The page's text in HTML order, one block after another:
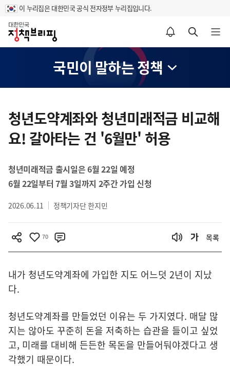
이 누리집은 대한민국 공식 전자정부 누리집입니다.
홈
알림설정 바로가기 검색 바로가기 메뉴 열기
국민이 말하는 정책
텐
츠
영
청년도약계좌와 청년미래적금 비교해
요! 갈아타는 건 '6월만' 허용
청년미래적금 출시일은 6월 22일 예정
6월 22일부터 7월 3일까지 2주간 가입 신청
2026.06.11 정책기자단 한지민
70 목록
내가 청년도약계좌에 가입한 지도 어느덧 2년이 지났
다.
청년도약계좌를 만들었던 이유는 두 가지였다. 매달 많
지는 않아도 꾸준히 돈을 저축하는 습관을 들이고 싶었
고, 미래를 대비해 든든한 목돈을 만들어둬야겠다고 생
각했기 때문이다.